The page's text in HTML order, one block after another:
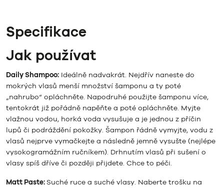
Specifikace
Jak používat
Daily Shampoo: Ideálně nadvakrát. Nejdřív naneste do
mokrých vlasů menší množství šamponu a ty poté
„nahrubo“ opláchněte. Napodruhé použijte šamponu více,
tentokrát již pořádně napěňte a poté opláchněte. Myjte
vlažnou vodou, horká voda vysušuje a je jednou z příčin
lupů či podráždění pokožky. Šampon řádně vymyjte, vodu z
vlasů nejprve vymačkejte a následně jemně vysušte (nejlépe
vysokogramážním ručníkem). Drhnutím vlasů při sušení o
vlasy spíš dříve či později přijdete. Chce to péči.
Matt Paste: Suché ruce a suché vlasy. Naberte trošku na